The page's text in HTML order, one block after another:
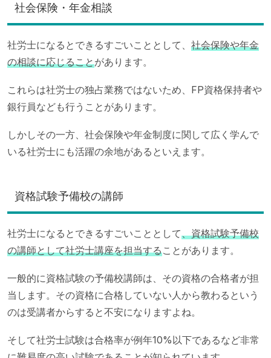
社会保険・年金相談
社労士になるとできるすごいこととして、 社会保険や年金
の相談に応じることがあります。
これらは社労士の独占業務ではないため、FP資格保持者や
銀行員なども行うことがあります。
しかしその一方、社会保険や年金制度に関して広く学んで
いる社労士にも活躍の余地があるといえます。
資格試験予備校の講師
社労士になるとできるすごいこととして、資格試験予備校
の講師として社労士講座を担当することがあります。
一般的に資格試験の予備校講師は、その資格の合格者が担
当します。その資格に合格していない人から教わるという
のは受講者からすると不安になりますよね。
そして社労士試験は合格率が例年10%以下であるなど非常